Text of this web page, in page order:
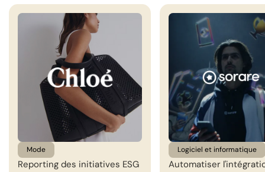
Mode
Reporting des initiatives ESG
Logiciel et informatique
Automatiser